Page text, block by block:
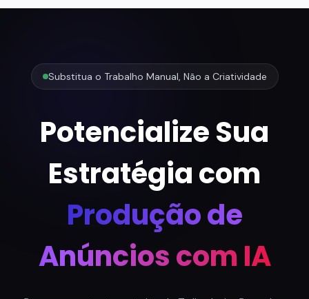
Estratégia com
Produção de
Anúncios com IA
Comece seu teste gratuito de 7 dias hoje. Cancele a